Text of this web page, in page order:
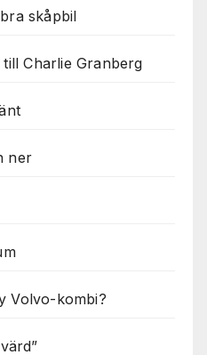
skåpbil
Charlie Granberg
ner
Volvo-kombi?